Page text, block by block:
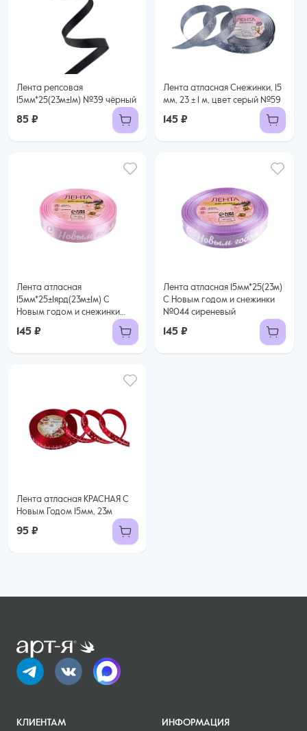
Лента репсовая
15мм*25(23м±1м) №39 чёрный
85 ₽
Лента атласная Снежинки, 15
мм, 23 ± 1 м, цвет серый №59
145 ₽
Лента атласная
15мм*25±1ярд(23м±1м) С
Новым годом и снежинки
145 ₽
Лента атласная 15мм*25(23м)
С Новым годом и снежинки
№044 сиреневый
145 ₽
Лента атласная КРАСНАЯ С
Новым Годом 15мм, 23м
95 ₽
КЛИЕНТАМ ИНФОРМАЦИЯ